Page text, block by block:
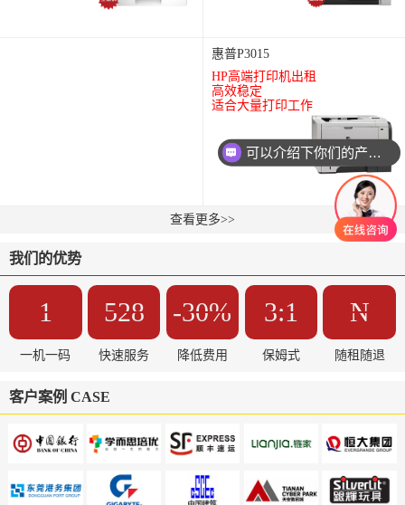
惠普P3015
HP高端打印机出租
高效稳定
适合大量打印工作
查看更多>>
我们的优势
1
一机一码
528
快速服务
-30%
降低费用
3:1
保姆式
N
随租随退
客户案例 CASE
可以介绍下你们的产品么